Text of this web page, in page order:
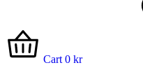
Cart 0 kr